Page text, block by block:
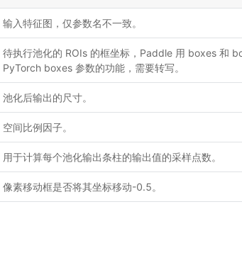
输入特征图，仅参数名不一致。
待执行池化的 ROIs 的框坐标，Paddle 用 boxes 和
PyTorch boxes 参数的功能，需要转写。
池化后输出的尺寸。
空间比例因子。
用于计算每个池化输出条柱的输出值的采样点数。
像素移动框是否将其坐标移动-0.5。